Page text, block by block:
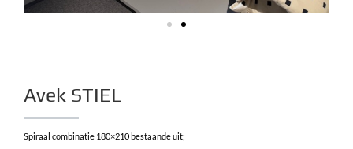
Avek STIEL
Spiraal combinatie 180×210 bestaande uit;